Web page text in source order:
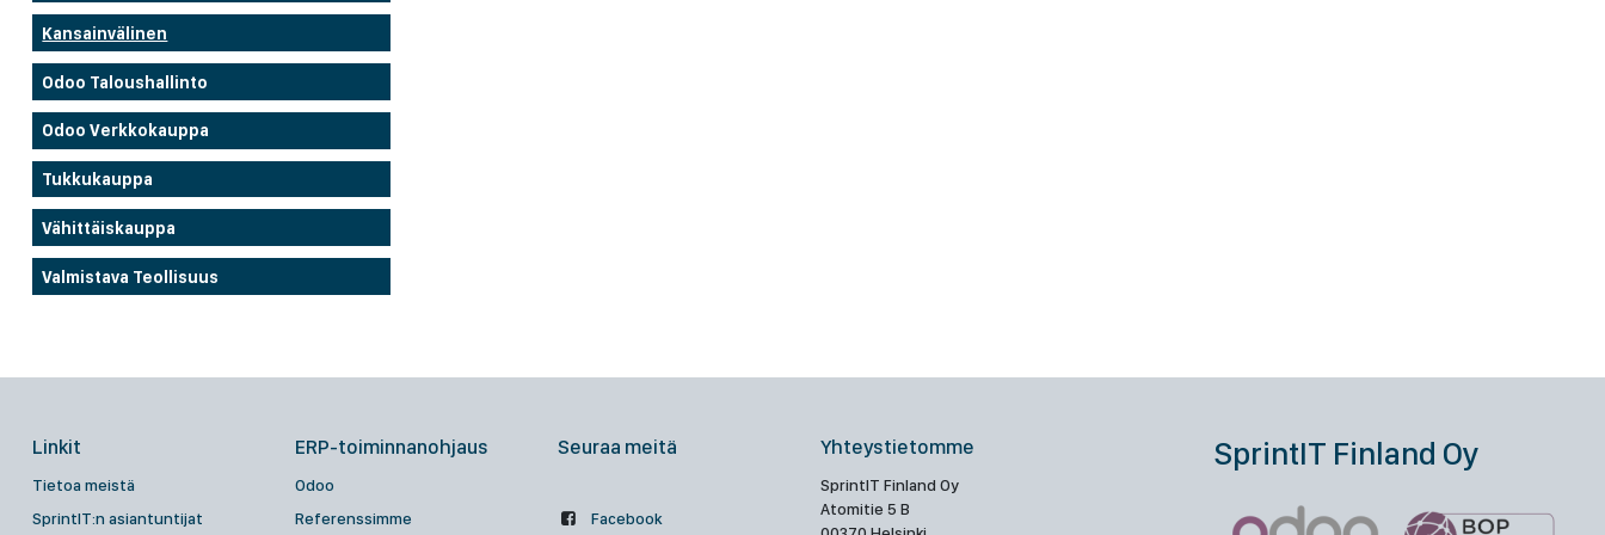
Kansainvälinen
Odoo Taloushallinto
Odoo Verkkokauppa
Tukkukauppa
Vähittäiskauppa
Valmistava Teollisuus
Linkit
Tietoa meistä
SprintIT:n asiantuntijat
ERP-toiminnanohjaus
Odoo
Referenssimme
Seuraa meitä
Facebook
Yhteystietomme
SprintIT Finland Oy
Atomitie 5 B
SprintIT Finland Oy